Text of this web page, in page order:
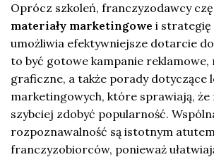
Oprócz szkoleń, franczyzodawcy
materiały marketingowe i strategię
umożliwia efektywniejsze dotarcie
to być gotowe kampanie reklamowe,
graficzne, a także porady dotyczące
marketingowych, które sprawiają, że
szybciej zdobyć popularność.
rozpoznawalność są istotnym
franczyzobiorców, ponieważ